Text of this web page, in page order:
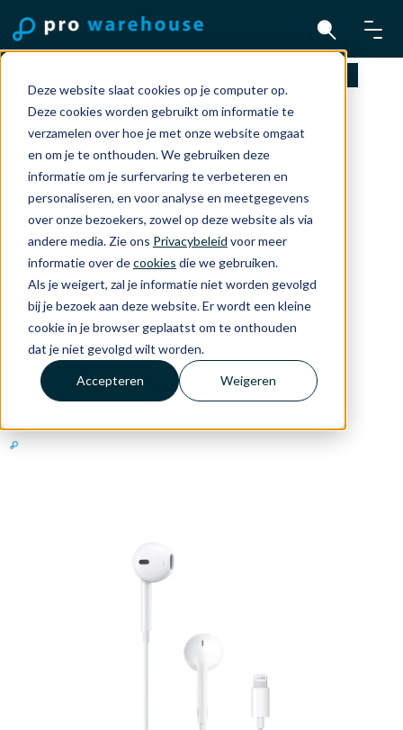
Deze website slaat cookies op je computer op.
Deze cookies worden gebruikt om informatie te
verzamelen over hoe je met onze website omgaat
en om je te onthouden. We gebruiken deze
informatie om je surfervaring te verbeteren en
personaliseren, en voor analyse en meetgegevens
over onze bezoekers, zowel op deze website als via
andere media. Zie ons Privacybeleid voor meer
informatie over decookies die we gebruiken.
Als je weigert, zal je informatie niet worden gevolgd
bij je bezoek aan deze website. Er wordt een kleine
cookie in je browser geplaatst om te onthouden
dat je niet gevolgd wilt worden.
Accepteren Weigeren
Airpods 4